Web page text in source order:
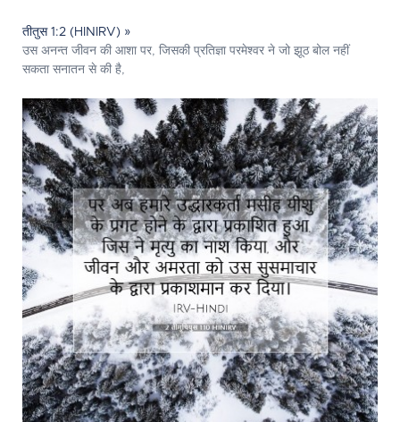
तीतुस 1:2 (HINIRV) »
उस अनन्त जीवन की आशा पर, जिसकी प्रतिज्ञा परमेश्‍वर ने जो झूठ बोल नहीं
सकता सनातन से की है,